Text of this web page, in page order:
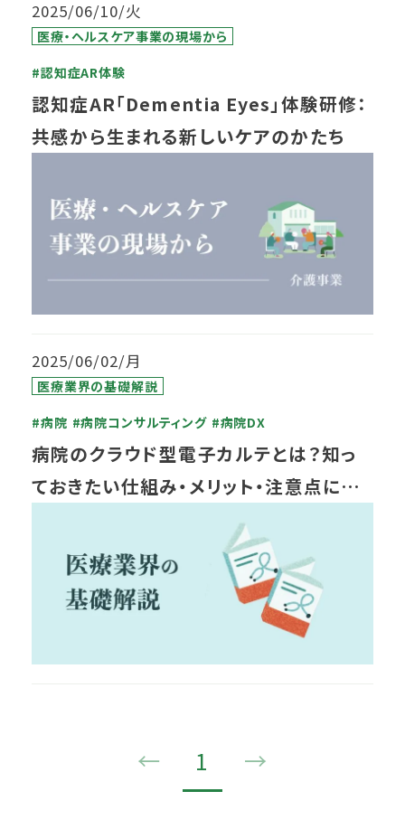
2025/06/10/火
医療・ヘルスケア事業の現場から
#認知症AR体験
認知症AR「Dementia Eyes」体験研修：
共感から生まれる新しいケアのかたち
2025/06/02/月
医療業界の基礎解説
#病院 #病院コンサルティング #病院DX
病院のクラウド型電子カルテとは？知っ
ておきたい仕組み・メリット・注意点につ
← 1 →